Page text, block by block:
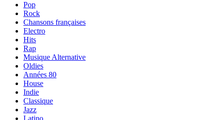
Pop
Rock
Chansons françaises
Electro
Hits
Rap
Musique Alternative
Oldies
Années 80
House
Indie
Classique
Jazz